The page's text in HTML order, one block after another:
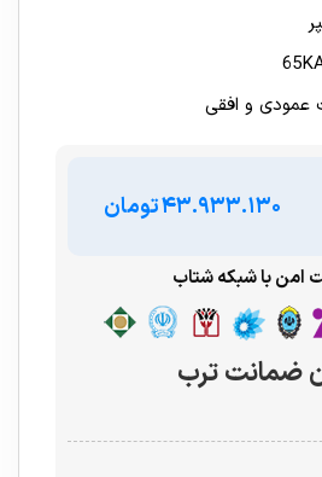
عمودی و افقی
تومان
امن با شبکه شتاب
ضمانت ترب